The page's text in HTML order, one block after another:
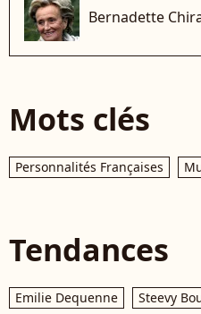
Bernadette
Mots clés
Personnalités Françaises
Tendances
Emilie Dequenne Steevy